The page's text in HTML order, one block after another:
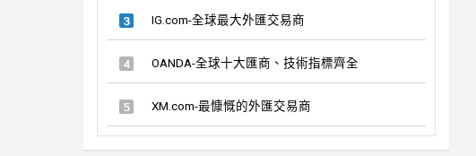
IG.com-全球最大外匯交易商
OANDA-全球十大匯商、技術指標齊全
XM.com-最慷慨的外匯交易商